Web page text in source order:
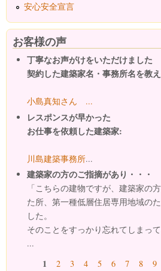
安心安全宣言
お客様の声
丁寧なお声がけをいただけました
契約した建築家名・事務所名を教
小島真知さん ...
レスポンスが早かった
お仕事を依頼した建築家:
川島建築事務所...
建築家の方のご指摘があり・・・
「こちらの建物ですが、建築家の
た所、第一種低層住居専用地域の
した。
そのことをすっかり忘れてしまって
...
ページ1 2 3 4 5 6 7 8 9